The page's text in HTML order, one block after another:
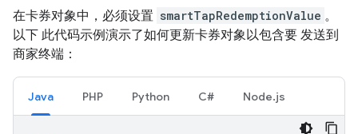
在卡券对象中，必须设置 smartTapRedemptionValue 。
以下 此代码示例演示了如何更新卡券对象以包含要 发送到
商家终端：
Java PHP Python C# Node.js